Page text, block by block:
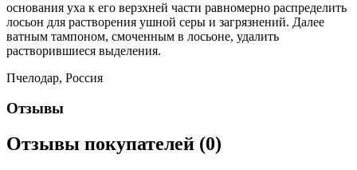
основания уха к его верзхней части равномерно распределить
лосьон для растворения ушной серы и загрязнений. Далее
ватным тампоном, смоченным в лосьоне, удалить
растворившиеся выделения.
Пчелодар, Россия
Отзывы
Отзывы покупателей (0)